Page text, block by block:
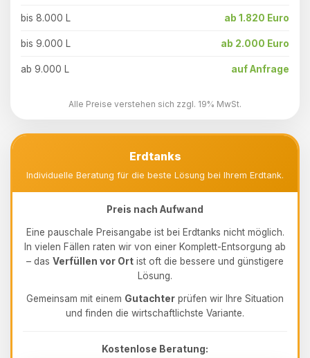
bis 8.000 L ab 1.820 Euro
bis 9.000 L ab 2.000 Euro
ab 9.000 L auf Anfrage
Alle Preise verstehen sich zzgl. 19% MwSt.
Erdtanks
Individuelle Beratung für die beste Lösung bei Ihrem Erdtank.
Preis nach Aufwand
Eine pauschale Preisangabe ist bei Erdtanks nicht möglich.
In vielen Fällen raten wir von einer Komplett-Entsorgung ab
– das Verfüllen vor Ort ist oft die bessere und günstigere
Lösung.
Gemeinsam mit einem Gutachter prüfen wir Ihre Situation
und finden die wirtschaftlichste Variante.
Kostenlose Beratung: